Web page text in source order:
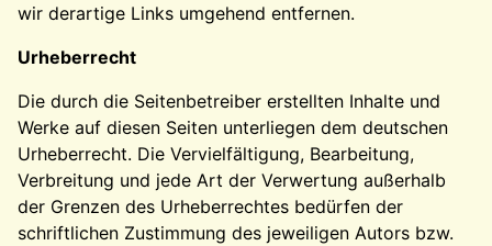
wir derartige Links umgehend entfernen.
Urheberrecht
Die durch die Seitenbetreiber erstellten Inhalte und
Werke auf diesen Seiten unterliegen dem deutschen
Urheberrecht. Die Vervielfältigung, Bearbeitung,
Verbreitung und jede Art der Verwertung außerhalb
der Grenzen des Urheberrechtes bedürfen der
schriftlichen Zustimmung des jeweiligen Autors bzw.